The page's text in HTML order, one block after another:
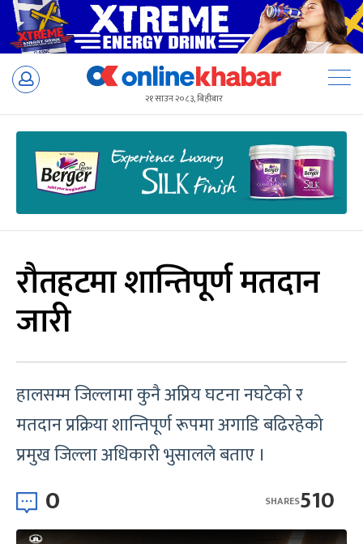
Skip
२१ साउन २०८३, बिहीबार
रौतहटमा शान्तिपूर्ण मतदान
जारी
हालसम्म जिल्लामा कुनै अप्रिय घटना नघटेको र
मतदान प्रक्रिया शान्तिपूर्ण रूपमा अगाडि बढिरहेको
प्रमुख जिल्ला अधिकारी भुसालले बताए ।
0 510
SHARES